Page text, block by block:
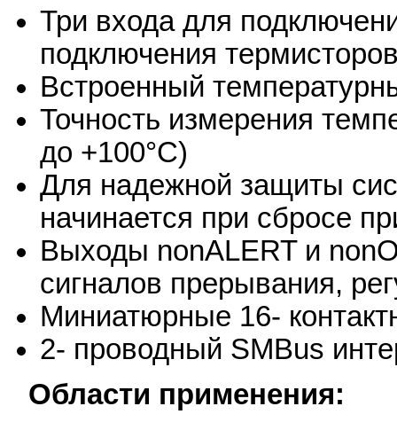
Три входа для
подключения
Встроенный
Точность измерения
до +100°C)
Для надежной защиты
начинается при сбросе
Выходы nonALERT и
сигналов прерывания,
Миниатюрные 16-
2- проводный SMBus
Области применения: